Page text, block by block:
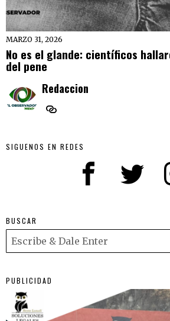
MARZO 31, 2026
No es el glande: científicos
del pene
Redaccion
SIGUENOS EN REDES
BUSCAR
PUBLICIDAD